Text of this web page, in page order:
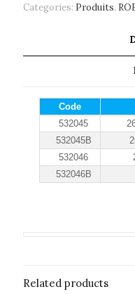
Categories: Produits,
Code
532045
532045B
532046
532046B
Related products